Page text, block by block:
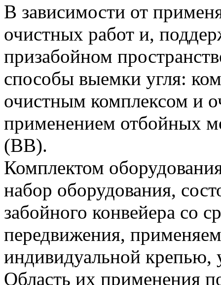
В зависимости от
очистных работ и,
призабойном
способы выемки угля:
очистным комплексом и
применением отбойных
(ВВ).
Комплектом
набор оборудования,
забойного конвейера со
передвижения,
индивидуальной крепью,
Область их применения